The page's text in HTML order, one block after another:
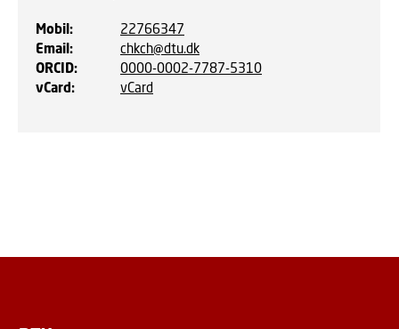
Mobil:
22766347
Email:
chkch@dtu.dk
ORCID:
0000-0002-7787-5310
vCard: vCard